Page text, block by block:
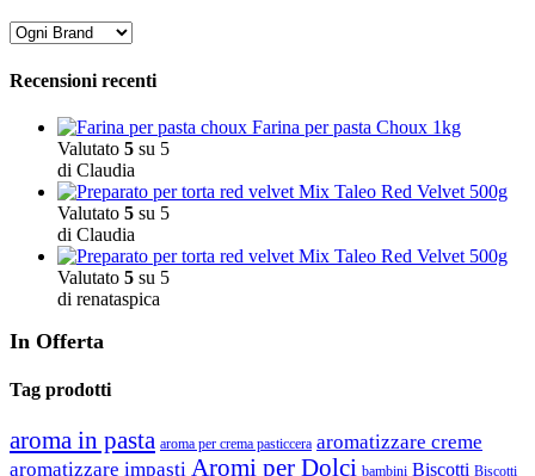
Recensioni recenti
Farina per pasta Choux 1kg
Valutato 5 su 5
di Claudia
Mix Taleo Red Velvet 500g
Valutato 5 su 5
di Claudia
Mix Taleo Red Velvet 500g
Valutato 5 su 5
di renataspica
In Offerta
Tag prodotti
aroma in pasta aroma per crema pasticcera aromatizzare creme
aromatizzare impasti Aromi per Dolci bambini Biscotti Biscotti